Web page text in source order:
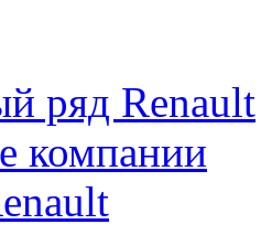
ряд Renault
компании